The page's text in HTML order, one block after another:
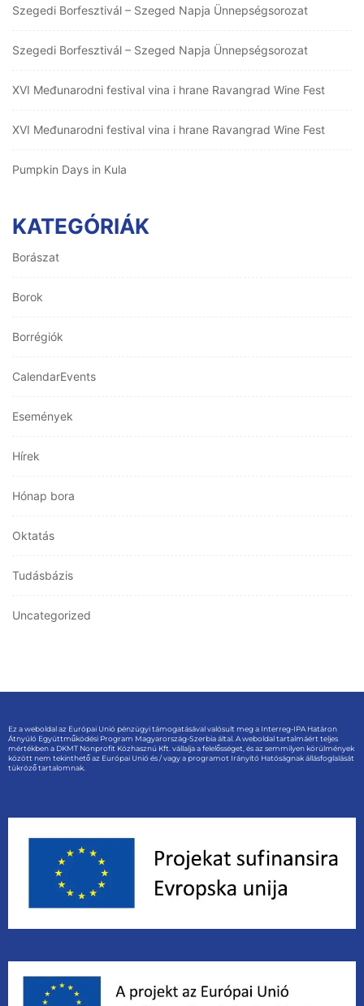
Szegedi Borfesztivál – Szeged Napja Ünnepségsorozat
Szegedi Borfesztivál – Szeged Napja Ünnepségsorozat
XVI Međunarodni festival vina i hrane Ravangrad Wine Fest
XVI Međunarodni festival vina i hrane Ravangrad Wine Fest
Pumpkin Days in Kula
KATEGÓRIÁK
Borászat
Borok
Borrégiók
CalendarEvents
Események
Hírek
Hónap bora
Oktatás
Tudásbázis
Uncategorized
Ez a weboldal az Európai Unió pénzügyi támogatásával valósult meg a Interreg-IPA Határon
Átnyúló Együttműködési Program Magyarország-Szerbia által. A weboldal tartalmáért teljes
mértékben a DKMT Nonprofit Közhasznú Kft. vállalja a felelősséget, és az semmilyen körülmények
között nem tekinthető az Európai Unió és / vagy a programot Irányító Hatóságnak állásfoglalását
tükröző tartalomnak.